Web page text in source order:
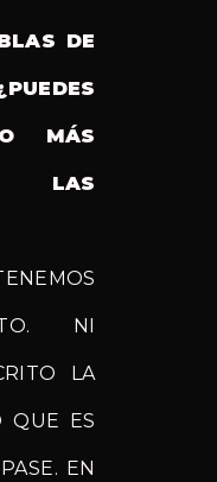
DE
MÁS
NI
LA
QUE ES
EN